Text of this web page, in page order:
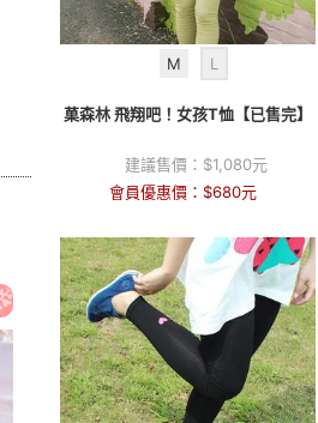
M L
菓森林 飛翔吧！女孩T恤【已售完】
建議售價： $1,080元
會員優惠價： $680元